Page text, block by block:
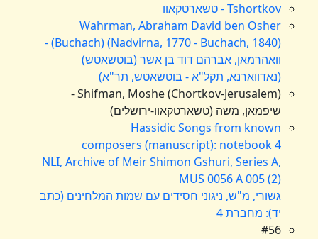
Tshortkov - טשארטקאוו
Wahrman, Abraham David ben Osher
(Buchach) (Nadvirna, 1770 - Buchach, 1840) -
וואהרמאן, אברהם דוד בן אשר (בוטשאטש)
(נאדווארנא, תקל"א - בוטשאטש, תר"א)
Shifman, Moshe (Chortkov-Jerusalem) -
שיפמאן, משה (טשארטקאוו-ירושלים)
Hassidic Songs from known
composers (manuscript): notebook 4
NLI, Archive of Meir Shimon Gshuri, Series A,
MUS 0056 A 005 (2)
גשורי, מ"ש, ניגוני חסידים עם שמות המלחינים (כתב
יד): מחברת 4
#56